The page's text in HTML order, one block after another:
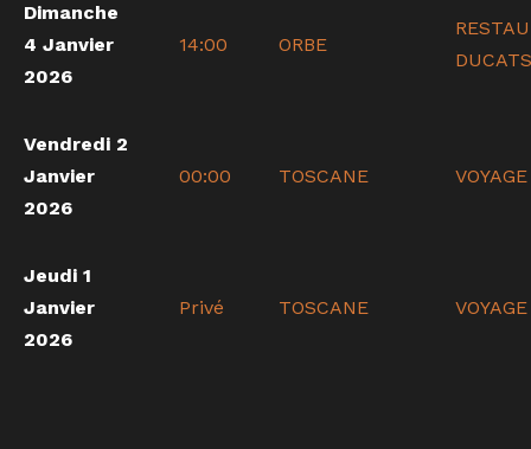
Dimanche
4 Janvier
2026
14:00 ORBE
DUCATS
Vendredi 2
Janvier
2026
00:00 TOSCANE
Jeudi 1
Janvier
2026
Privé TOSCANE